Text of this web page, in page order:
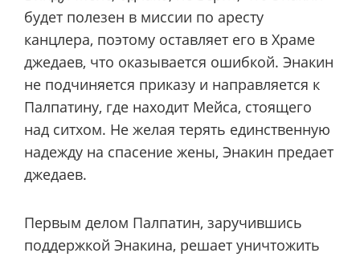
будет полезен в миссии по аресту
канцлера, поэтому оставляет его в Храме
джедаев, что оказывается ошибкой. Энакин
не подчиняется приказу и направляется к
Палпатину, где находит Мейса, стоящего
над ситхом. Не желая терять единственную
надежду на спасение жены, Энакин предает
джедаев.
Первым делом Палпатин, заручившись
поддержкой Энакина, решает уничтожить